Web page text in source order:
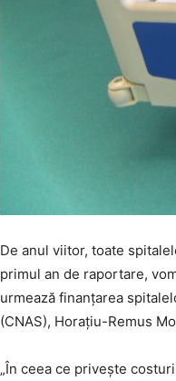
De anul viitor, toate
primul an de raportare,
urmează finanțarea
(CNAS), Horațiu-Remus
„În ceea ce privește